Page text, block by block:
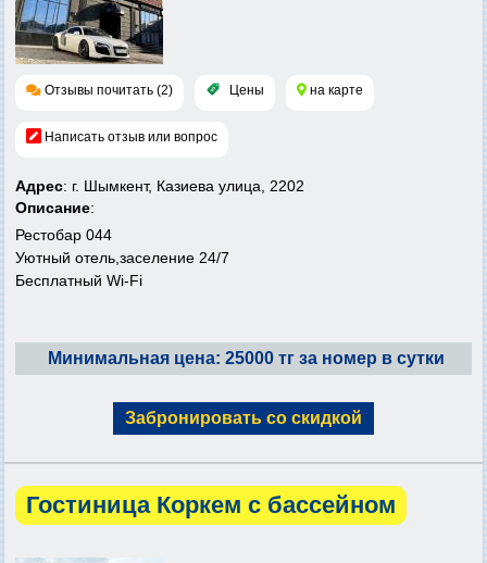
Отзывы почитать (2) Цены на карте
Написать отзыв или вопрос
Адрес: г. Шымкент, Казиева улица, 2202
Описание:
Рестобар 044
Уютный отель,заселение 24/7
Бесплатный Wi-Fi
Минимальная цена: 25000 тг за номер в сутки
Забронировать со скидкой
Гостиница Коркем с бассейном